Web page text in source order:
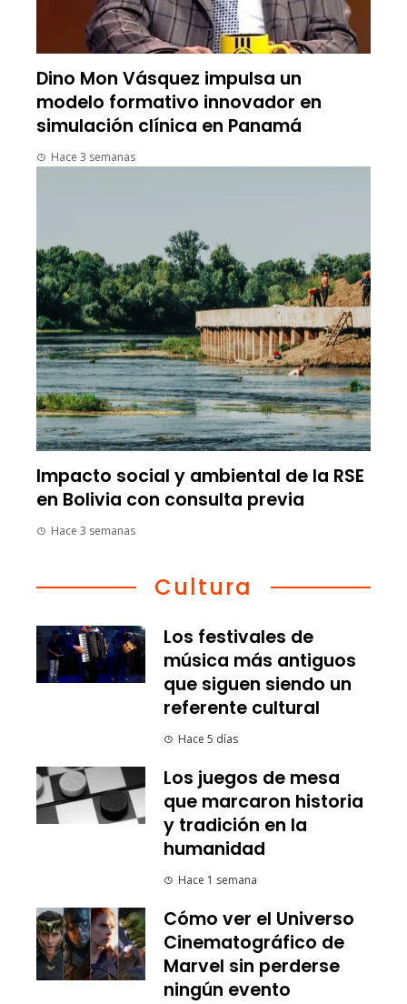
Dino Mon Vásquez impulsa un
modelo formativo innovador en
simulación clínica en Panamá
Hace 3 semanas
Impacto social y ambiental de la RSE
en Bolivia con consulta previa
Hace 3 semanas
Cultura
Los festivales de
música más antiguos
que siguen siendo un
referente cultural
Hace 5 días
Los juegos de mesa
que marcaron historia
y tradición en la
humanidad
Hace 1 semana
Cómo ver el Universo
Cinematográfico de
Marvel sin perderse
ningún evento